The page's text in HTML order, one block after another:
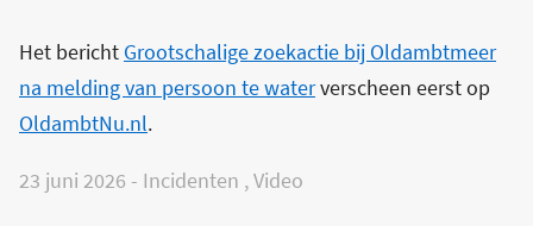
Het bericht Grootschalige zoekactie bij Oldambtmeer
na melding van persoon te waterverscheen eerst op
OldambtNu.nl.
23 juni 2026 - Incidenten ,Video